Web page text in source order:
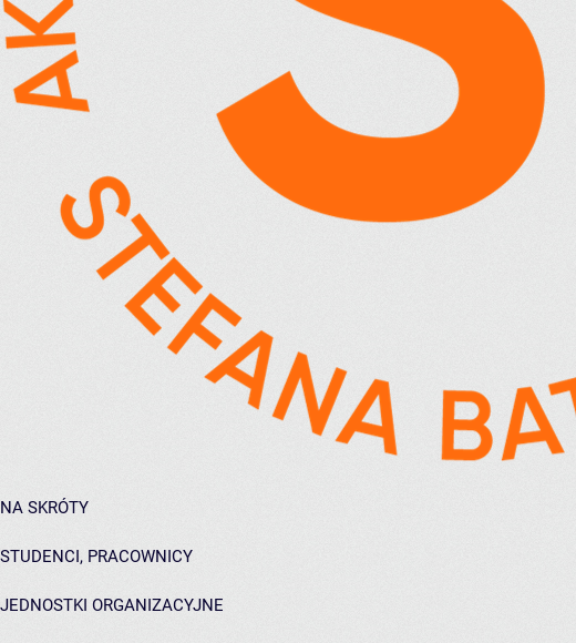
NA SKRÓTY
STUDENCI, PRACOWNICY
JEDNOSTKI ORGANIZACYJNE